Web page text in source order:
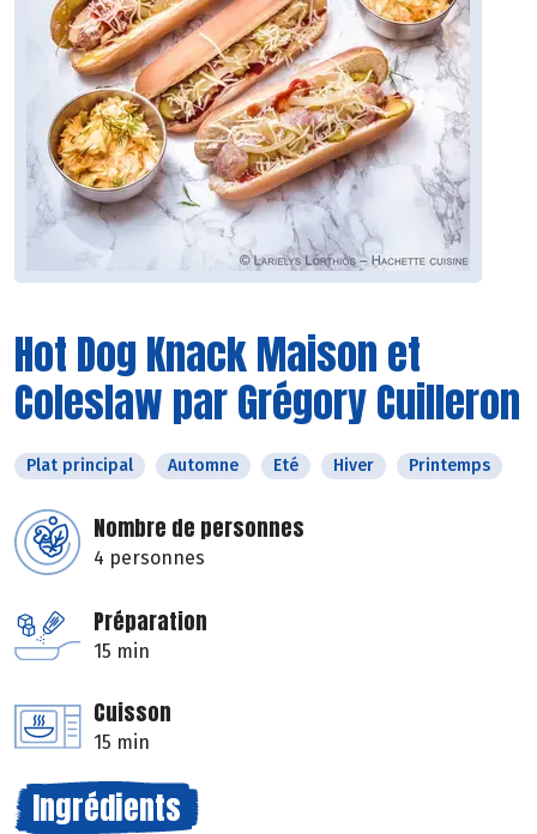
Hot Dog Knack Maison et
Coleslaw par Grégory Cuilleron
Plat principal Automne Eté Hiver Printemps
Nombre de personnes
4 personnes
Préparation
15 min
Cuisson
15 min
Ingrédients